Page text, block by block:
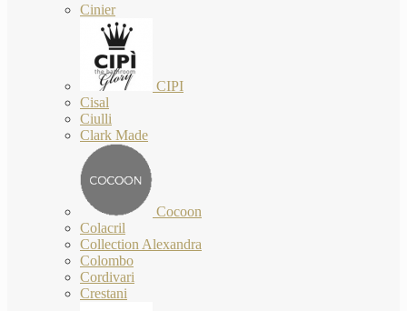
Cinier
CIPI
Cisal
Ciulli
Clark Made
Cocoon
Colacril
Collection Alexandra
Colombo
Cordivari
Crestani